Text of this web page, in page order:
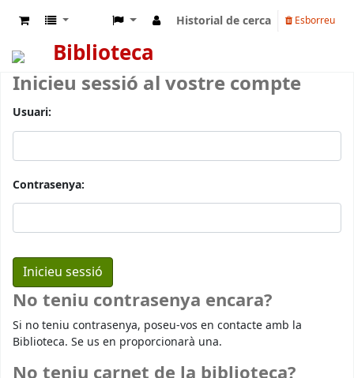
Historial de cerca Esborreu
Biblioteca
Inicieu sessió al vostre compte
Usuari:
Contrasenya:
No teniu contrasenya encara?
Si no teniu contrasenya, poseu-vos en contacte amb la
Biblioteca. Se us en proporcionarà una.